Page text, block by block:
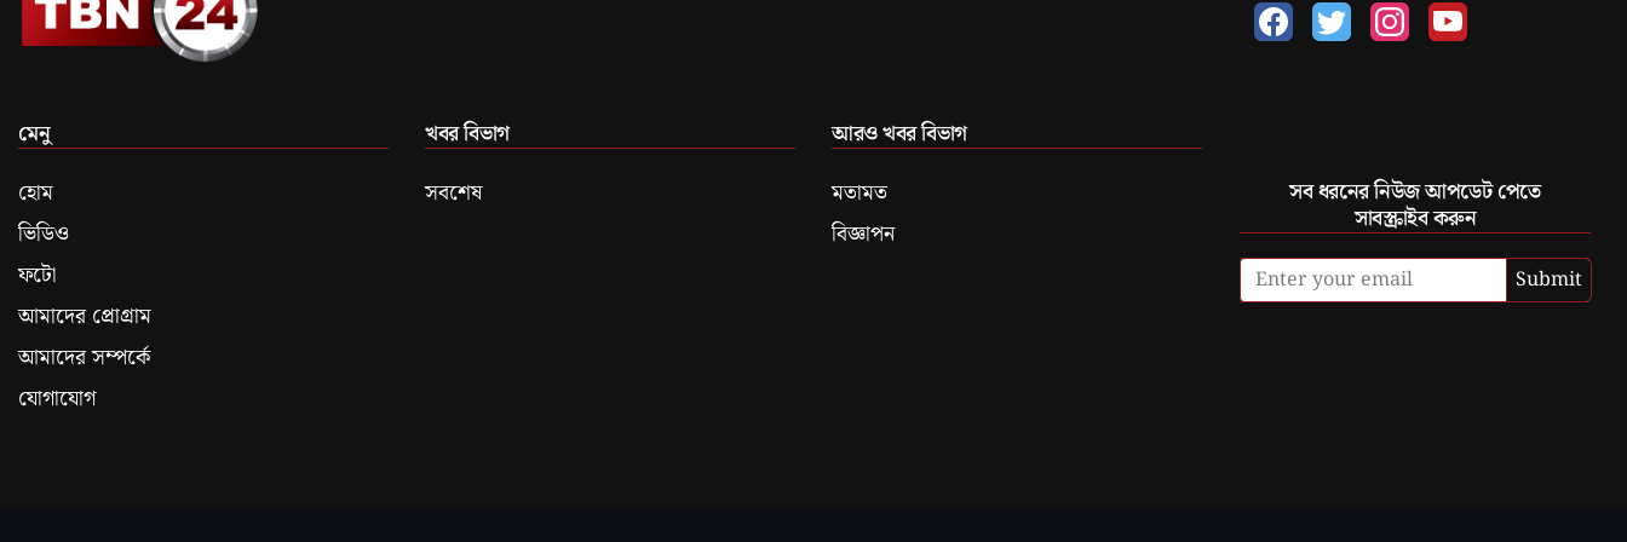
মেনু
হোম
ভিডিও
ফটো
আমাদের প্রোগ্রাম
আমাদের সম্পর্কে
যোগাযোগ
খবর বিভাগ
সবশেষ
আরও খবর বিভাগ
মতামত
বিজ্ঞাপন
সব ধরনের নিউজ আপডেট পেতে
সাবস্ক্রাইব করুন
Submit